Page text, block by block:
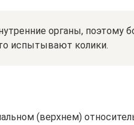
органы, поэтому
испытывают колики.
(верхнем)